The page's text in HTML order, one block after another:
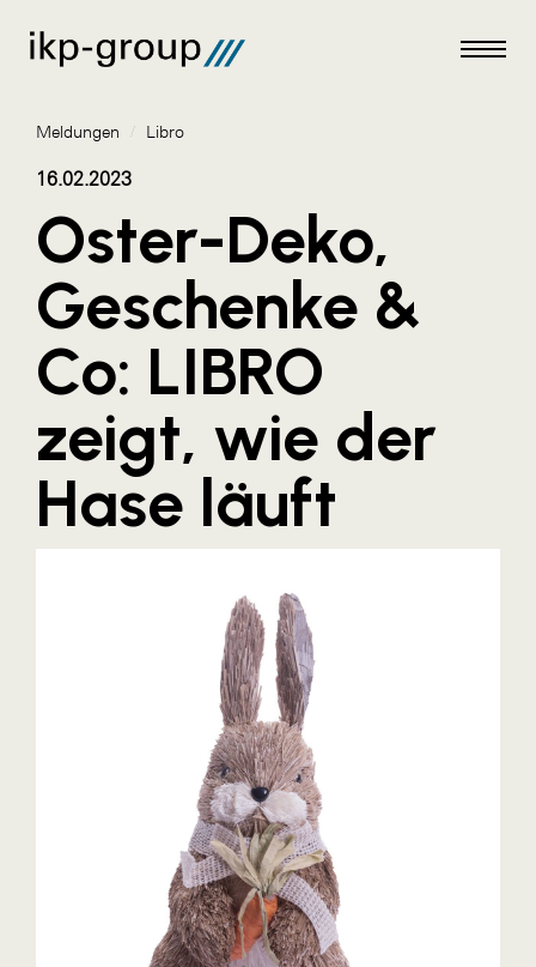
Meldungen
AKTUELLES
ACO
ALEX Krems
Amazon Web Services
Artweger
AustroCel Hallein
Bundesverband Sonnenschutztechnik
Colmobil Austria
Controller Institut
Designer Outlets Parndorf und Salzburg
DOMOFERM
Meldungen / Libro
16.02.2023
Oster-Deko,
Geschenke &
Co: LIBRO
zeigt, wie der
Hase läuft